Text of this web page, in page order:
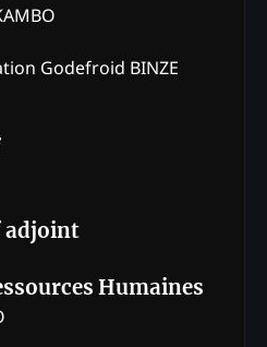
Godefroid BINZE
adjoint
Humaines